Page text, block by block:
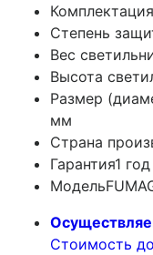
Комплектация
Степень
Вес
Высота
Размер
мм
Страна
Гарантия1 год
Модель
Стоимость